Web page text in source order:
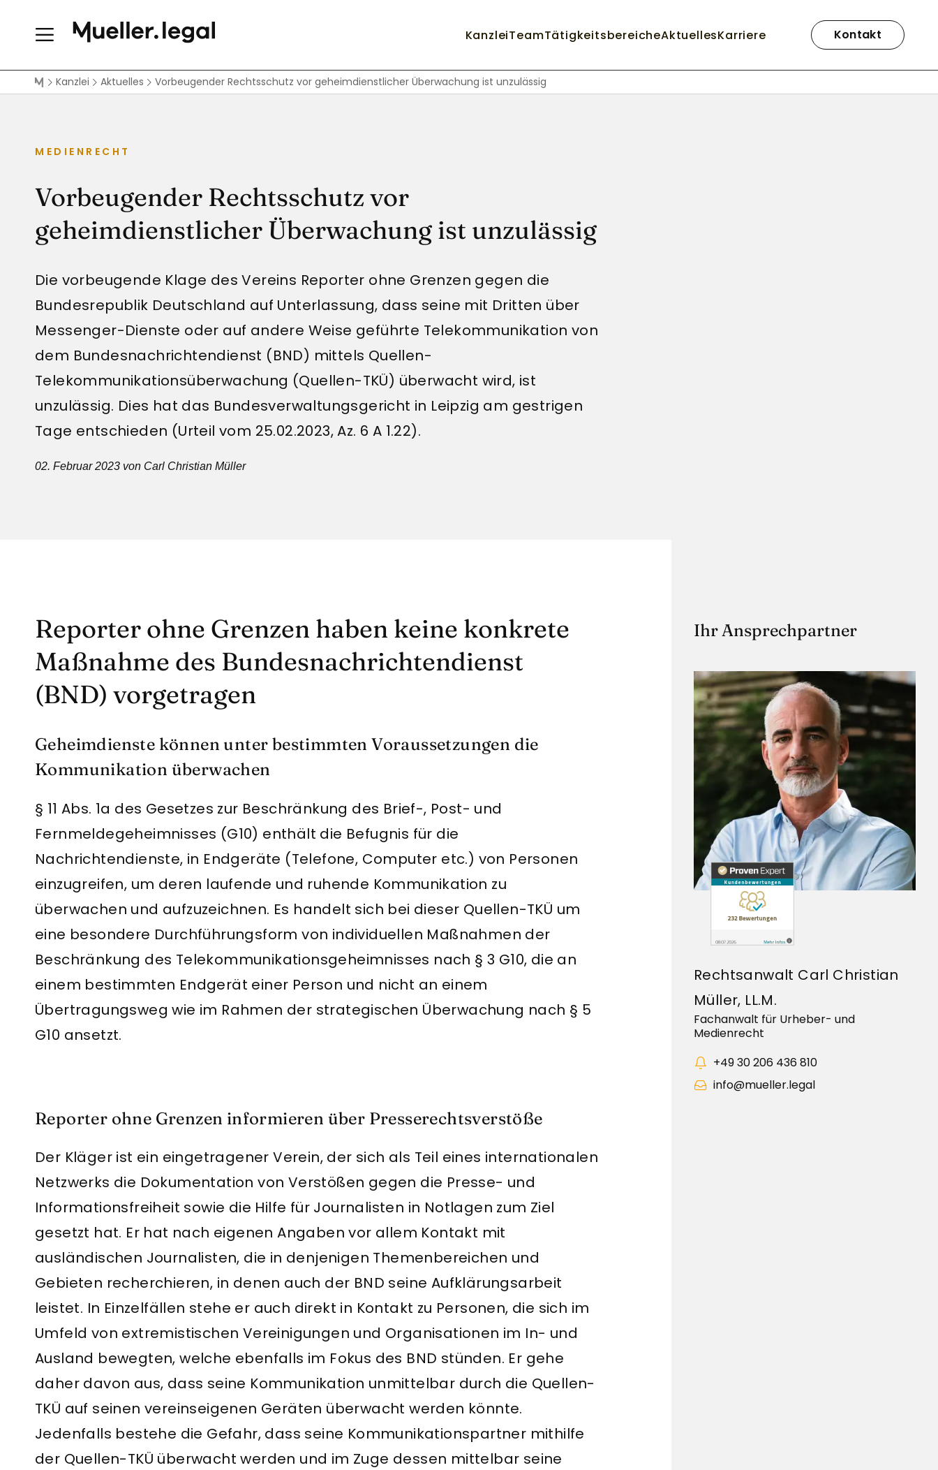
überspringen
KanzleiTeamTätigkeitsbereicheAktuellesKarriere Kontakt
Kanzlei Aktuelles Vorbeugender Rechtsschutz vor geheimdienstlicher Überwachung ist unzulässig
MEDIENRECHT
Vorbeugender Rechtsschutz vor
geheimdienstlicher Überwachung ist unzulässig
Die vorbeugende Klage des Vereins Reporter ohne Grenzen gegen die
Bundesrepublik Deutschland auf Unterlassung, dass seine mit Dritten über
Messenger-Dienste oder auf andere Weise geführte Telekommunikation von
dem Bundesnachrichtendienst (BND) mittels Quellen-
Telekommunikationsüberwachung (Quellen-TKÜ) überwacht wird, ist
unzulässig. Dies hat das Bundesverwaltungsgericht in Leipzig am gestrigen
Tage entschieden (Urteil vom 25.02.2023, Az. 6 A 1.22).
02. Februar 2023 von Carl Christian Müller
Reporter ohne Grenzen haben keine konkrete
Maßnahme des Bundesnachrichtendienst
(BND) vorgetragen
Geheimdienste können unter bestimmten Voraussetzungen die
Kommunikation überwachen
§ 11 Abs. 1a des Gesetzes zur Beschränkung des Brief-, Post- und
Fernmeldegeheimnisses (G10) enthält die Befugnis für die
Nachrichtendienste, in Endgeräte (Telefone, Computer etc.) von Personen
einzugreifen, um deren laufende und ruhende Kommunikation zu
überwachen und aufzuzeichnen. Es handelt sich bei dieser Quellen-TKÜ um
eine besondere Durchführungsform von individuellen Maßnahmen der
Beschränkung des Telekommunikationsgeheimnisses nach § 3 G10, die an
einem bestimmten Endgerät einer Person und nicht an einem
Übertragungsweg wie im Rahmen der strategischen Überwachung nach § 5
G10 ansetzt.
Reporter ohne Grenzen informieren über Presserechtsverstöße
Der Kläger ist ein eingetragener Verein, der sich als Teil eines internationalen
Netzwerks die Dokumentation von Verstößen gegen die Presse- und
Informationsfreiheit sowie die Hilfe für Journalisten in Notlagen zum Ziel
gesetzt hat. Er hat nach eigenen Angaben vor allem Kontakt mit
ausländischen Journalisten, die in denjenigen Themenbereichen und
Gebieten recherchieren, in denen auch der BND seine Aufklärungsarbeit
leistet. In Einzelfällen stehe er auch direkt in Kontakt zu Personen, die sich im
Umfeld von extremistischen Vereinigungen und Organisationen im In- und
Ausland bewegten, welche ebenfalls im Fokus des BND stünden. Er gehe
daher davon aus, dass seine Kommunikation unmittelbar durch die Quellen-
TKÜ auf seinen vereinseigenen Geräten überwacht werden könnte.
Jedenfalls bestehe die Gefahr, dass seine Kommunikationspartner mithilfe
der Quellen-TKÜ überwacht werden und im Zuge dessen mittelbar seine
Ihr Ansprechpartner
Rechtsanwalt Carl Christian
Müller, LL.M.
Fachanwalt für Urheber- und
Medienrecht
+49 30 206 436 810
info@mueller.legal